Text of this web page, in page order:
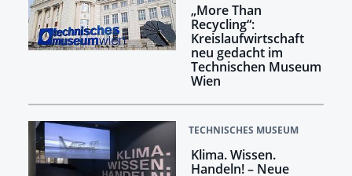
„More Than
Recycling“:
Kreislaufwirtschaft
neu gedacht im
Technischen Museum
Wien
TECHNISCHES MUSEUM
Klima. Wissen.
Handeln! –​​​​​​​ Neue